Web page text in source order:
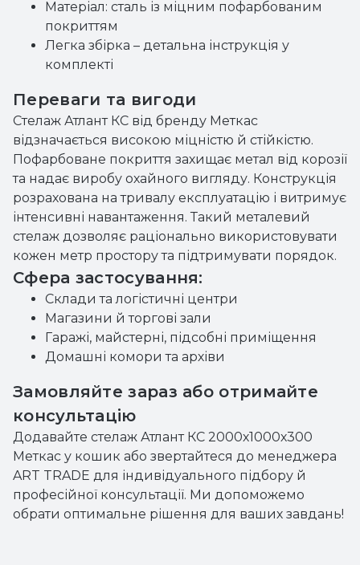
Матеріал: сталь із міцним пофарбованим
покриттям
Легка збірка – детальна інструкція у
комплекті
Переваги та вигоди
Стелаж Атлант КС від бренду Меткас
відзначається високою міцністю й стійкістю.
Пофарбоване покриття захищає метал від корозії
та надає виробу охайного вигляду. Конструкція
розрахована на тривалу експлуатацію і витримує
інтенсивні навантаження. Такий металевий
стелаж дозволяє раціонально використовувати
кожен метр простору та підтримувати порядок.
Сфера застосування:
Склади та логістичні центри
Магазини й торгові зали
Гаражі, майстерні, підсобні приміщення
Домашні комори та архіви
Замовляйте зараз або отримайте
консультацію
Додавайте стелаж Атлант КС 2000х1000х300
Меткас у кошик або звертайтеся до менеджера
ART TRADE для індивідуального підбору й
професійної консультації. Ми допоможемо
обрати оптимальне рішення для ваших завдань!